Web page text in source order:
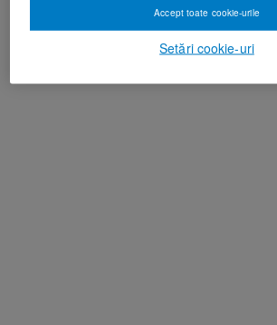
Setări cookie-uri
Accept toate cookie-urile